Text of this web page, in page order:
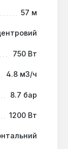
57 м
750 Вт
4.8 м3/ч
8.7 бар
1200 Вт